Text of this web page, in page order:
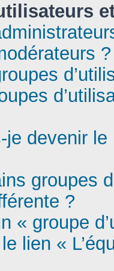
?
devenir le
groupes
?
« groupe
lien «